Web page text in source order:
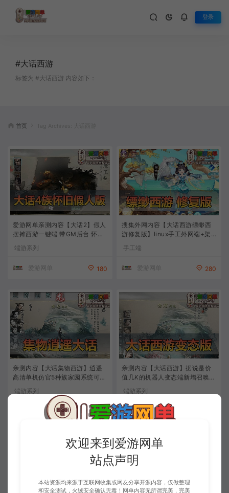
登录
#大话西游
标签为 #大话西游 内容如下：
首页
爱游网单亲测内容【大话2】假人
摆摊西游一键端 带GM后台 怀旧
4族 精品网游单机
端游系列
爱游网单 180
搜集外网内容【大话西游缥缈西
游修复版】linux手工外网端+架
设视频教程+开服清档+运营后台
+双端
手工端
爱游网单 280
亲测内容【大话集物西游】逍遥
高清单机仿官5种族家园系统可多
开GM后台视频安装教学
端游系列
爱游网单 280
亲测内容【大话西游】据说是价
值几K的机器人变态端新增召唤兽
升星一键端视频启动教学GM后台
端游系列
爱游网单
欢迎来到爱游网单
站点声明
本站资源均来源于互联网收集或网友分享开源内容，仅做整理
和安全测试，火绒安全确认无毒！网单内容无所谓完美，完美